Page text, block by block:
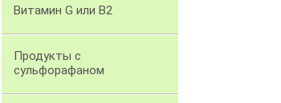
Витамин G или В2
Продукты с
сульфорафаном